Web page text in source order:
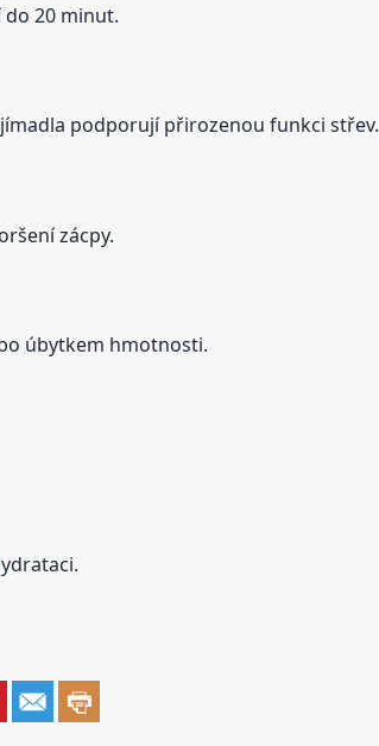
20 minut.
podporují přirozenou funkci střev.
zácpy.
úbytkem hmotnosti.